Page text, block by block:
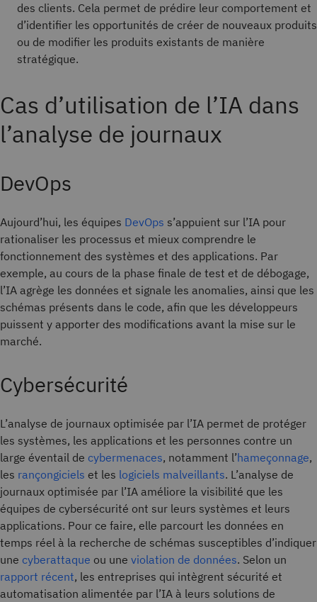
des clients. Cela permet de prédire leur comportement et
d’identifier les opportunités de créer de nouveaux produits
ou de modifier les produits existants de manière
stratégique.
Cas d’utilisation de l’IA dans
l’analyse de journaux
DevOps
Aujourd’hui, les équipes DevOps s’appuient sur l’IA pour
rationaliser les processus et mieux comprendre le
fonctionnement des systèmes et des applications. Par
exemple, au cours de la phase finale de test et de débogage,
l’IA agrège les données et signale les anomalies, ainsi que les
schémas présents dans le code, afin que les développeurs
puissent y apporter des modifications avant la mise sur le
marché.
Cybersécurité
L’analyse de journaux optimisée par l’IA permet de protéger
les systèmes, les applications et les personnes contre un
large éventail de cybermenaces, notamment l’hameçonnage,
les rançongiciels et les logiciels malveillants. L’analyse de
journaux optimisée par l’IA améliore la visibilité que les
équipes de cybersécurité ont sur leurs systèmes et leurs
applications. Pour ce faire, elle parcourt les données en
temps réel à la recherche de schémas susceptibles d’indiquer
une cyberattaque ou une violation de données. Selon un
rapport récent, les entreprises qui intègrent sécurité et
automatisation alimentée par l’IA à leurs solutions de